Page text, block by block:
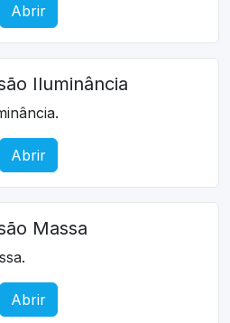
Abrir
Iluminância
Abrir
Massa
Abrir